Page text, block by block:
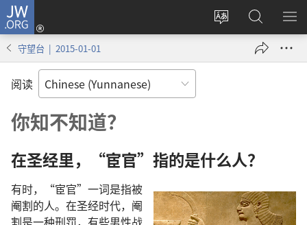
JW.ORG
更
登
录
（打
搜
索
JW.ORG
显
守望台 | 2015-01-01
阅读
你知不知道？
在圣经里，“宦官”指的是什么人？
有时，“宦官”一词是指被
阉割的人。在圣经时代，阉